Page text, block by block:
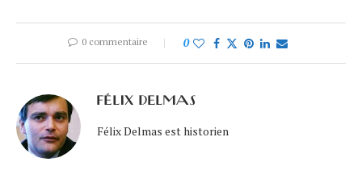
0 commentaire 0
FÉLIX DELMAS
Félix Delmas est historien